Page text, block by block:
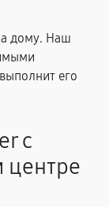
дому. Наш
его
с
центре